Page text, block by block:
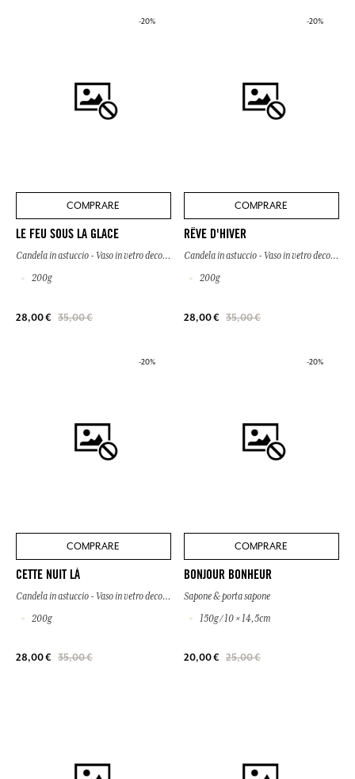
-20%
COMPRARE
LE FEU SOUS LA GLACE
Candela in astuccio - Vaso in vetro decorato
200g
28,00 € 35,00 €
-20%
COMPRARE
RÊVE D'HIVER
Candela in astuccio - Vaso in vetro decorato
200g
28,00 € 35,00 €
-20%
COMPRARE
CETTE NUIT LÀ
Candela in astuccio - Vaso in vetro decorato
200g
28,00 € 35,00 €
-20%
COMPRARE
BONJOUR BONHEUR
Sapone & porta sapone
150g / 10 × 14,5cm
20,00 € 25,00 €